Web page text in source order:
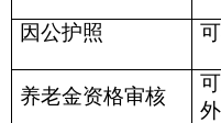
因公护照
养老金资格审核